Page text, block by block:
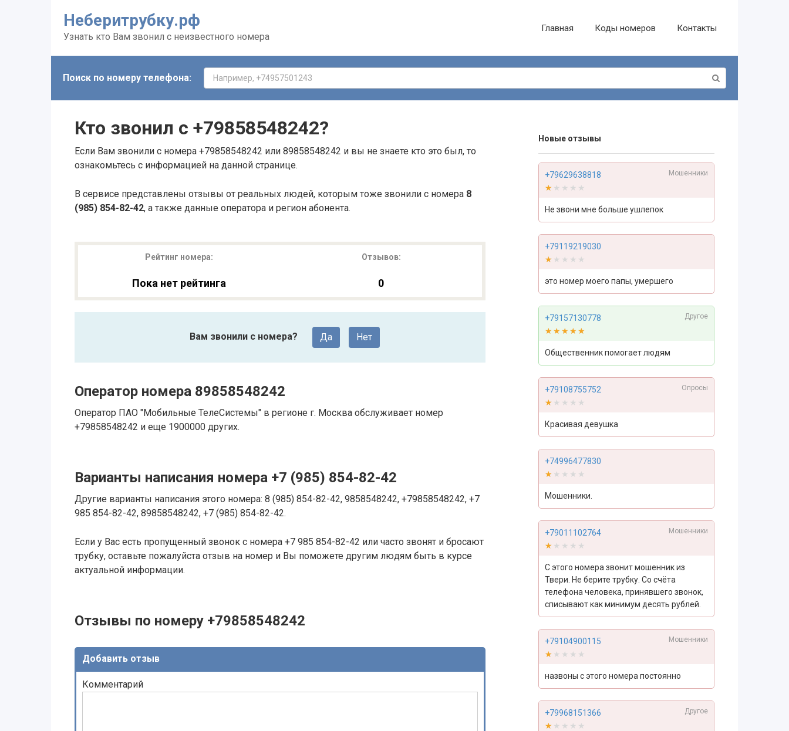
Неберитрубку.рф
Узнать кто Вам звонил с неизвестного номера
Главная Коды номеров Контакты
Поиск по номеру телефона:
Кто звонил с +79858548242?
Если Вам звонили с номера +79858548242 или 89858548242 и вы не знаете кто это был, то
ознакомьтесь с информацией на данной странице.
В сервисе представлены отзывы от реальных людей, которым тоже звонили с номера 8
(985) 854-82-42, а также данные оператора и регион абонента.
Рейтинг номера:
Пока нет рейтинга
Отзывов:
0
Вам звонили с номера? Да Нет
Оператор номера 89858548242
Оператор ПАО "Мобильные ТелеСистемы" в регионе г. Москва обслуживает номер
+79858548242 и еще 1900000 других.
Варианты написания номера +7 (985) 854-82-42
Другие варианты написания этого номера: 8 (985) 854-82-42, 9858548242, +79858548242, +7
985 854-82-42, 89858548242, +7 (985) 854-82-42.
Если у Вас есть пропущенный звонок с номера +7 985 854-82-42 или часто звонят и бросают
трубку, оставьте пожалуйста отзыв на номер и Вы поможете другим людям быть в курсе
актуальной информации.
Отзывы по номеру +79858548242
Добавить отзыв
Комментарий
Новые отзывы
+79629638818 Мошенники
★★★★★
★★★★★
Не звони мне больше ушлепок
+79119219030
★★★★★
★★★★★
это номер моего папы, умершего
+79157130778 Другое
★★★★★
★★★★★
Общественник помогает людям
+79108755752 Опросы
★★★★★
★★★★★
Красивая девушка
+74996477830
★★★★★
★★★★★
Мошенники.
+79011102764 Мошенники
★★★★★
★★★★★
С этого номера звонит мошенник из
Твери. Не берите трубку. Со счёта
телефона человека, принявшего звонок,
списывают как минимум десять рублей.
+79104900115 Мошенники
★★★★★
★★★★★
назвоны с этого номера постоянно
+79968151366 Другое
★★★★★
★★★★★